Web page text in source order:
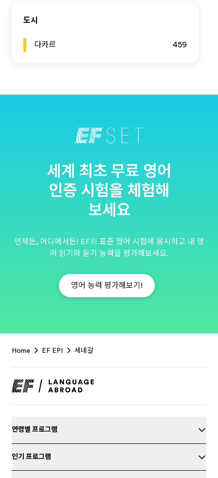
도시
다카르 459
세계 최초 무료 영어
인증 시험을 체험해
보세요
언제든, 어디에서든! EF의 표준 영어 시험에 응시하고 내 영
어 읽기와 듣기 능력을 평가해보세요.
영어 능력 평가해보기!
Footer
Home EF EPI 세네갈
연령별 프로그램
인기 프로그램